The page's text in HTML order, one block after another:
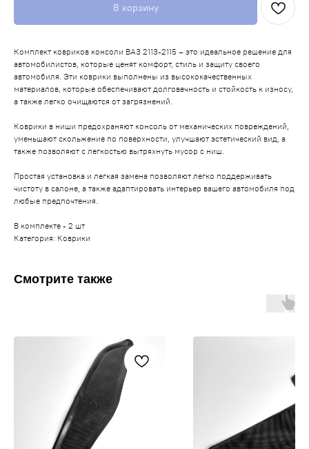
В корзину
Комплект ковриков консоли ВАЗ 2113-2115 – это идеальное решение для
автомобилистов, которые ценят комфорт, стиль и защиту своего
автомобиля. Эти коврики выполнены из высококачественных
материалов, которые обеспечивают долговечность и стойкость к износу,
а также легко очищаются от загрязнений.
Коврики в ниши предохраняют консоль от механических повреждений,
уменьшают скольжение по поверхности, улучшают эстетический вид, а
также позволяют с легкостью вытряхнуть мусор с ниш.
Простая установка и легкая замена позволяют легко поддерживать
чистоту в салоне, а также адаптировать интерьер вашего автомобиля под
любые предпочтения.
В комплекте - 2 шт
Категория: Коврики
Смотрите также